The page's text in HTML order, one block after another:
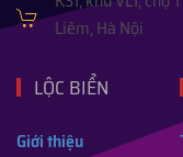
Liêm, Hà Nội
LỘC BIỂN
Giới thiệu